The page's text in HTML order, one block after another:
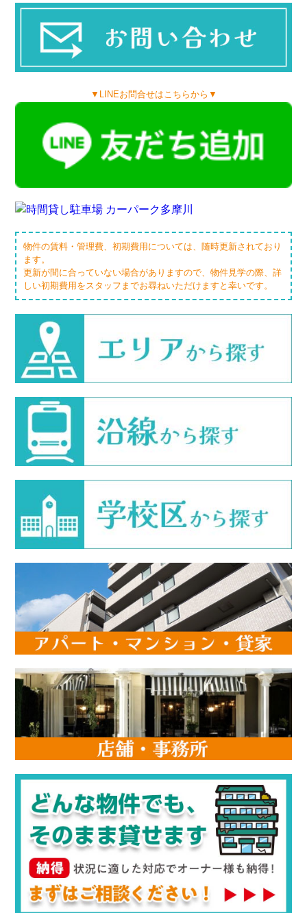
▼LINEお問合せはこちらから▼
物件の賃料・管理費、初期費用については、随時更新されており
ます。
更新が間に合っていない場合がありますので、物件見学の際、詳
しい初期費用をスタッフまでお尋ねいただけますと幸いです。